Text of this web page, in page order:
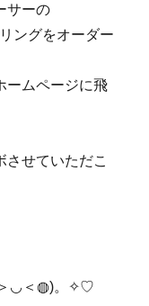
サーの
ングをオーダー
ームページに飛
させていただこ
＞◡＜◍)。✧♡